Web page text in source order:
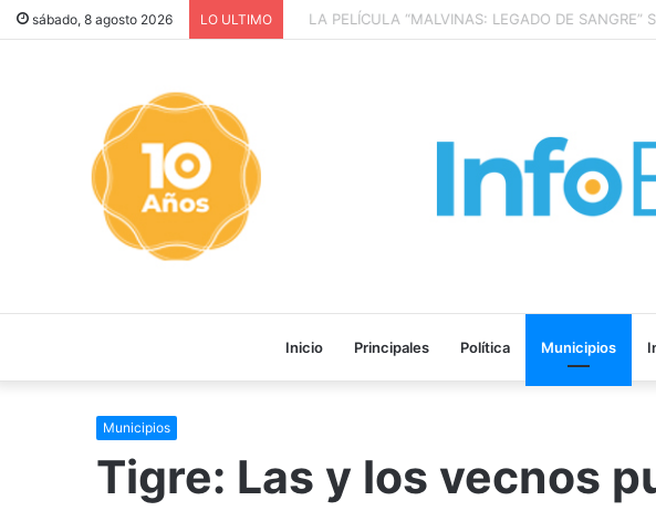
sábado, 8 agosto 2026 LO ULTIMO LA PELÍCULA “MALVINAS: LEGADO DE SANGRE”
Inicio Principales Política Municipios
Municipios
Tigre: Las y los vecnos